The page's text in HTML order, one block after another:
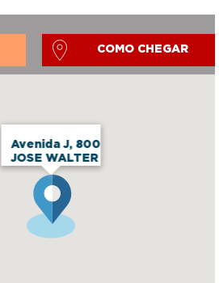
Avenida J, 800
JOSE WALTER
COMO CHEGAR